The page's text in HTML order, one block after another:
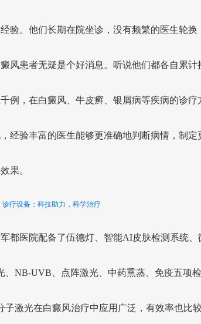
验。他们长期在院坐诊，没有频繁的医生轮换
风患者无疑是个好消息。听说他们都各自累计
例，在白癜风、牛皮癣、银屑病等疾病的诊疗
经验丰富的医生能够更准确地判断病情，制定
果。
诊疗设备：科技助力，科学治疗
都医院配备了伍德灯、智能AI皮肤检测系统、
、NB-UVB、点阵激光、中药熏蒸、免疫五项检
子激光在白癜风治疗中应用广泛，有效率也比